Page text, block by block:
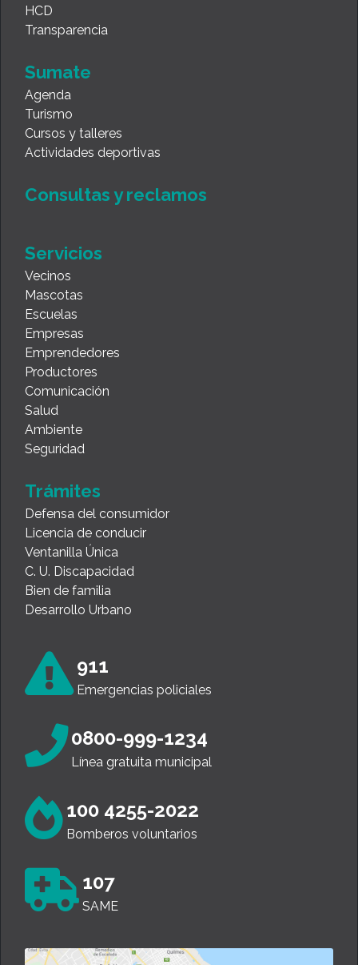
HCD
Transparencia
Sumate
Agenda
Turismo
Cursos y talleres
Actividades deportivas
Consultas y reclamos
Servicios
Vecinos
Mascotas
Escuelas
Empresas
Emprendedores
Productores
Comunicación
Salud
Ambiente
Seguridad
Trámites
Defensa del consumidor
Licencia de conducir
Ventanilla Única
C. U. Discapacidad
Bien de familia
Desarrollo Urbano
911
Emergencias policiales
0800-999-1234
Línea gratuita municipal
100 4255-2022
Bomberos voluntarios
107
SAME